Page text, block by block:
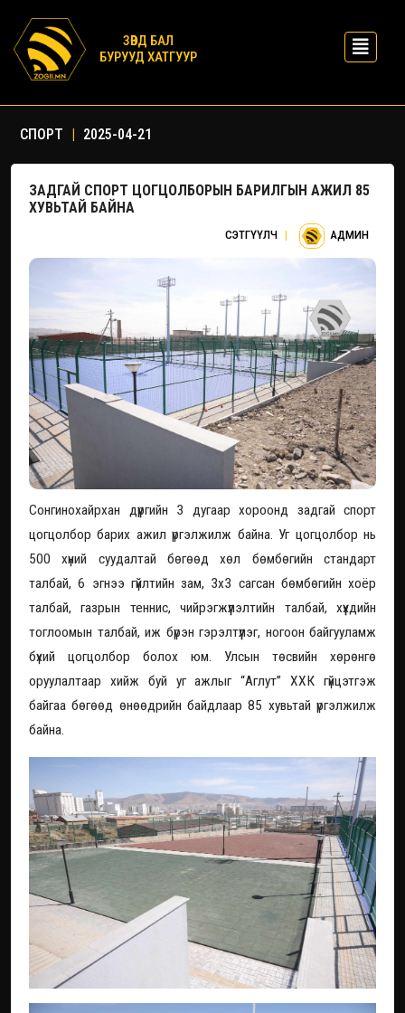
ЗӨВД БАЛ
БУРУУД ХАТГУУР
СПОРТ | 2025-04-21
ЗАДГАЙ СПОРТ ЦОГЦОЛБОРЫН БАРИЛГЫН АЖИЛ 85
ХУВЬТАЙ БАЙНА
СЭТГҮҮЛЧ | АДМИН
Сонгинохайрхан дүүргийн 3 дугаар хороонд задгай спорт
цогцолбор барих ажил үргэлжилж байна. Уг цогцолбор нь
500 хүний суудалтай бөгөөд хөл бөмбөгийн стандарт
талбай, 6 эгнээ гүйлтийн зам, 3х3 сагсан бөмбөгийн хоёр
талбай, газрын теннис, чийрэгжүүлэлтийн талбай, хүүхдийн
тоглоомын талбай, иж бүрэн гэрэлтүүлэг, ногоон байгууламж
бүхий цогцолбор болох юм. Улсын төсвийн хөрөнгө
оруулалтаар хийж буй уг ажлыг “Аглут” ХХК гүйцэтгэж
байгаа бөгөөд өнөөдрийн байдлаар 85 хувьтай үргэлжилж
байна.